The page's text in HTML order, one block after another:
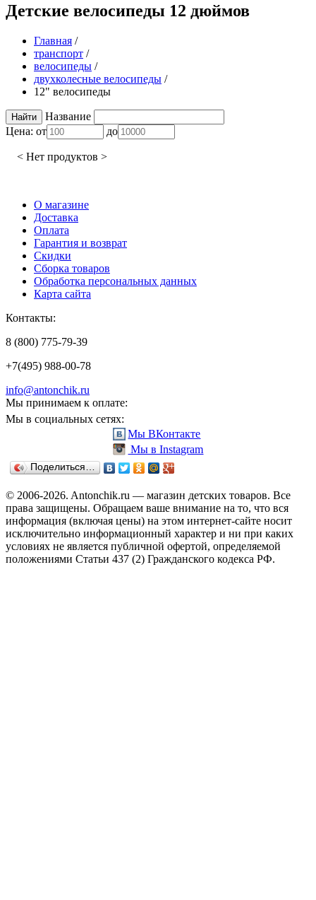
Детские велосипеды 12 дюймов
Главная /
транспорт /
велосипеды /
двухколесные велосипеды /
12" велосипеды
Название
Цена: от до
< Нет продуктов >
О магазине
Доставка
Оплата
Гарантия и возврат
Скидки
Сборка товаров
Обработка персональных данных
Карта сайта
Контакты:
8 (800) 775-79-39
+7(495) 988-00-78
info@antonchik.ru
Мы принимаем к оплате:
Мы в социальных сетях:
Мы ВКонтакте
Мы в Instagram
Поделиться…
© 2006-2026. Antonchik.ru — магазин детских товаров. Все
права защищены. Обращаем ваше внимание на то, что вся
информация (включая цены) на этом интернет-сайте носит
исключительно информационный характер и ни при каких
условиях не является публичной офертой, определяемой
положениями Статьи 437 (2) Гражданского кодекса РФ.